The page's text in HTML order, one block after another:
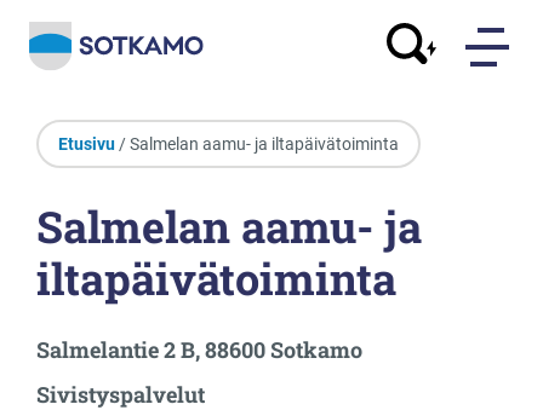
Etusivu / Salmelan aamu- ja iltapäivätoiminta
Salmelan aamu- ja
iltapäivätoiminta
Salmelantie 2 B, 88600 Sotkamo
Sivistyspalvelut